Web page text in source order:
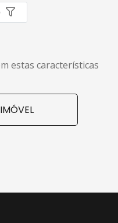
estas características